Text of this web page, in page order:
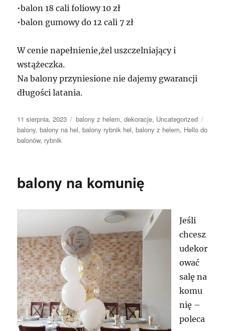
•balon 18 cali foliowy 10 zł
•balon gumowy do 12 cali 7 zł
W cenie napełnienie,żel uszczelniający i
wstążeczka.
Na balony przyniesione nie dajemy gwarancji
długości latania.
Data
publikacji
11 sierpnia, 2023 Kategorie
balony z helem,dekoracje, Uncategorized
balony,balony na hel,balony rybnik hel,balony z helem, Hello do
balonów, rybnik
balony na komunię
Jeśli
chcesz
udekor
ować
salę na
komu
nię –
poleca